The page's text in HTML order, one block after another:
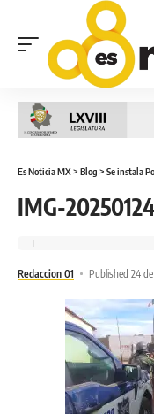
Es Noticia MX> Blog > Se instala
IMG-
Redaccion 01 Published 24